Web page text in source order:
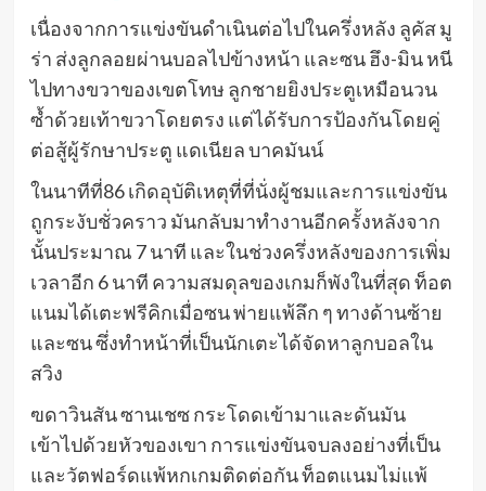
เนื่องจากการแข่งขันดำเนินต่อไปในครึ่งหลัง ลูคัส มู
ร่า ส่งลูกลอยผ่านบอลไปข้างหน้า และซน ฮึง-มิน หนี
ไปทางขวาของเขตโทษ ลูกชายยิงประตูเหมือนวน
ซ้ำด้วยเท้าขวาโดยตรง แต่ได้รับการป้องกันโดยคู่
ต่อสู้ผู้รักษาประตู แดเนียล บาคมันน์
ในนาทีที่86 เกิดอุบัติเหตุที่ที่นั่งผู้ชมและการแข่งขัน
ถูกระงับชั่วคราว มันกลับมาทำงานอีกครั้งหลังจาก
นั้นประมาณ 7 นาที และในช่วงครึ่งหลังของการเพิ่ม
เวลาอีก 6 นาที ความสมดุลของเกมก็พังในที่สุด ท็อต
แนมได้เตะฟรีคิกเมื่อซน พ่ายแพ้ลึก ๆ ทางด้านซ้าย
และซน ซึ่งทำหน้าที่เป็นนักเตะได้จัดหาลูกบอลใน
สวิง
ฃดาวินสัน ซานเชซ กระโดดเข้ามาและดันมัน
เข้าไปด้วยหัวของเขา การแข่งขันจบลงอย่างที่เป็น
และวัตฟอร์ดแพ้หกเกมติดต่อกัน ท็อตแนมไม่แพ้